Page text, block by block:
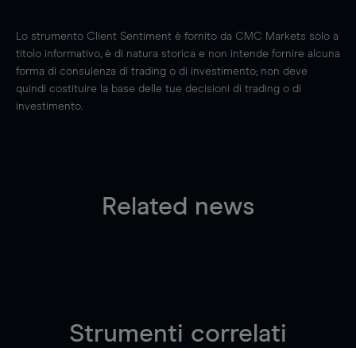
Lo strumento Client Sentiment è fornito da CMC Markets solo a
titolo informativo, è di natura storica e non intende fornire alcuna
forma di consulenza di trading o di investimento; non deve
quindi costituire la base delle tue decisioni di trading o di
investimento.
Related news
Strumenti correlati